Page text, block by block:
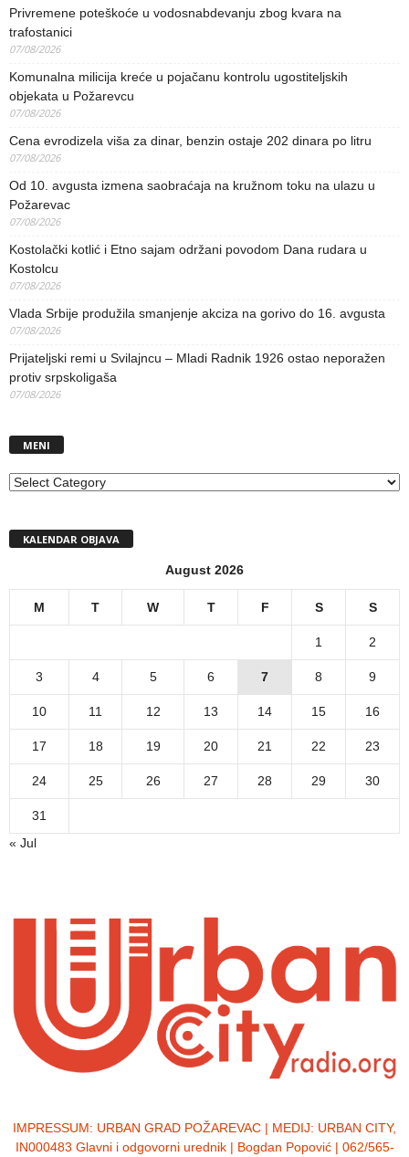
Privremene poteškoće u vodosnabdevanju zbog kvara na
trafostanici
07/08/2026
Komunalna milicija kreće u pojačanu kontrolu ugostiteljskih
objekata u Požarevcu
07/08/2026
Cena evrodizela viša za dinar, benzin ostaje 202 dinara po litru
07/08/2026
Od 10. avgusta izmena saobraćaja na kružnom toku na ulazu u
Požarevac
07/08/2026
Kostolački kotlić i Etno sajam održani povodom Dana rudara u
Kostolcu
07/08/2026
Vlada Srbije produžila smanjenje akciza na gorivo do 16. avgusta
07/08/2026
Prijateljski remi u Svilajncu – Mladi Radnik 1926 ostao neporažen
protiv srpskoligaša
07/08/2026
MENI
MENI
KALENDAR OBJAVA
August 2026
M T W T F S S
1 2
3 4 5 6 7 8 9
10 11 12 13 14 15 16
17 18 19 20 21 22 23
24 25 26 27 28 29 30
31
« Jul
IMPRESSUM: URBAN GRAD POŽAREVAC | MEDIJ: URBAN CITY,
IN000483 Glavni i odgovorni urednik | Bogdan Popović | 062/565-